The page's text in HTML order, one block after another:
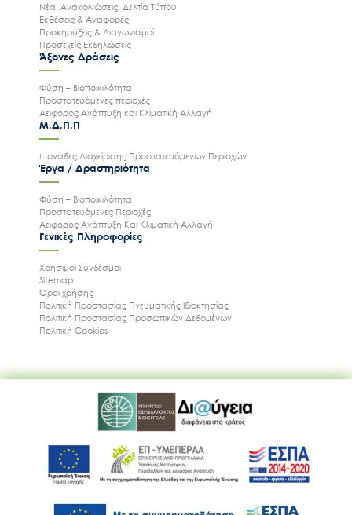
Νέα, Ανακοινώσεις, Δελτία Τύπου
Εκθέσεις & Αναφορές
Προκηρύξεις & Διαγωνισμοί
Προσεχείς Εκδηλώσεις
Άξονες Δράσεις
Φύση – Βιοποικιλότητα
Προστατευόμενες περιοχές
Αειφόρος Ανάπτυξη και Κλιματική Αλλαγή
Μ.Δ.Π.Π
Μονάδες Διαχείρισης Προστατευόμενων Περιοχών
Έργα / Δραστηριότητα
Φύση – Βιοποικιλότητα
Προστατευόμενες Περιοχές
Αειφόρος Ανάπτυξη Και Κλιματική Αλλαγή
Γενικές Πληροφορίες
Χρήσιμοι Συνδέσμοι
Sitemap
Όροι χρήσης
Πολιτική Προστασίας Πνευματικής Ιδιοκτησίας
Πολιτική Προστασίας Προσωπικών Δεδομένων
Πολιτική Cookies